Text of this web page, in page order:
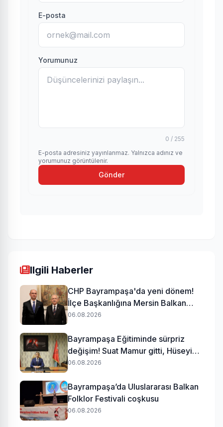
E-posta
Yorumunuz
0 / 255
E-posta adresiniz yayınlanmaz. Yalnızca adınız ve
yorumunuz görüntülenir.
Gönder
Ilgili Haberler
CHP Bayrampaşa'da yeni dönem!
İlçe Başkanlığına Mersin Balkan
atandı
06.08.2026
Bayrampaşa Eğitiminde sürpriz
değişim! Suat Mamur gitti, Hüseyin
Aydın geldi
06.08.2026
Bayrampaşa’da Uluslararası Balkan
Folklor Festivali coşkusu
06.08.2026